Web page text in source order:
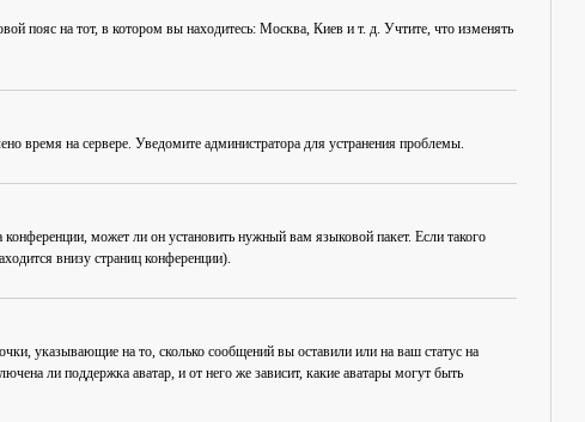
пояс на тот, в котором вы находитесь: Москва, Киев и т. д. Учтите, что изменять
время на сервере. Уведомите администратора для устранения проблемы.
может ли он установить нужный вам языковой пакет. Если такого
внизу страниц конференции).
указывающие на то, сколько сообщений вы оставили или на ваш статус на
ли поддержка аватар, и от него же зависит, какие аватары могут быть